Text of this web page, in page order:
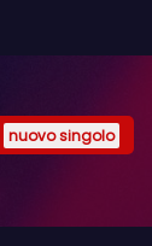
nuovo singolo